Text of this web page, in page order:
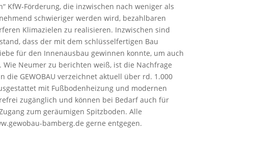
KfW-Förderung, die inzwischen nach weniger als
schwieriger werden wird, bezahlbaren
Klimazielen zu realisieren. Inzwischen sind
dass der mit dem schlüsselfertigen Bau
für den Innenausbau gewinnen konnte, um auch
Neumer zu berichten weiß, ist die Nachfrage
GEWOBAU verzeichnet aktuell über rd. 1.000
mit Fußbodenheizung und modernen
zugänglich und können bei Bedarf auch für
zum geräumigen Spitzboden. Alle
bamberg.de gerne entgegen.